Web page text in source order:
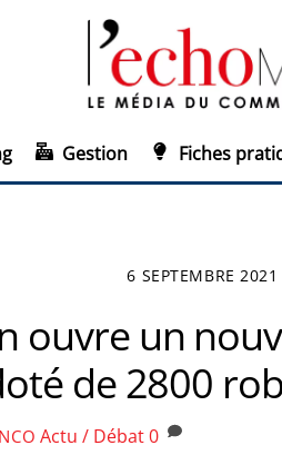
Gestion Fiches
6 SEPTEMBRE 2021
ouvre un
de 2800
Actu / Débat0